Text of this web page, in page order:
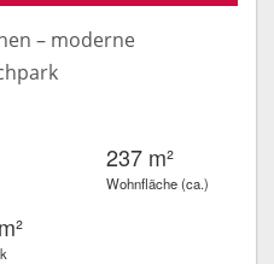
– moderne
237 m²
Wohnfläche (ca.)